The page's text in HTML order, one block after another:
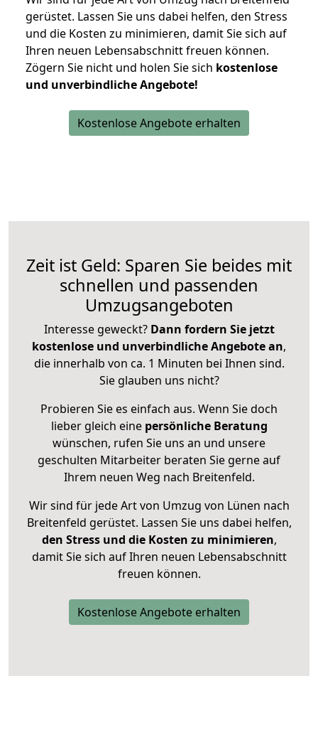
gerüstet. Lassen Sie uns dabei helfen, den Stress
und die Kosten zu minimieren, damit Sie sich auf
Ihren neuen Lebensabschnitt freuen können.
Zögern Sie nicht und holen Sie sich kostenlose
und unverbindliche Angebote!
Kostenlose Angebote erhalten
Zeit ist Geld: Sparen Sie beides mit
schnellen und passenden
Umzugsangeboten
Interesse geweckt? Dann fordern Sie jetzt
kostenlose und unverbindliche Angebote an,
die innerhalb von ca. 1 Minuten bei Ihnen sind.
Sie glauben uns nicht?
Probieren Sie es einfach aus. Wenn Sie doch
lieber gleich eine persönliche Beratung
wünschen, rufen Sie uns an und unsere
geschulten Mitarbeiter beraten Sie gerne auf
Ihrem neuen Weg nach Breitenfeld.
Wir sind für jede Art von Umzug von Lünen nach
Breitenfeld gerüstet. Lassen Sie uns dabei helfen,
den Stress und die Kosten zu minimieren,
damit Sie sich auf Ihren neuen Lebensabschnitt
freuen können.
Kostenlose Angebote erhalten